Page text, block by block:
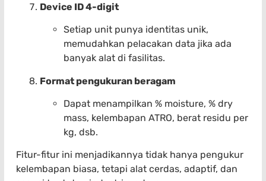
Device ID 4-digit
Setiap unit punya identitas unik,
memudahkan pelacakan data jika ada
banyak alat di fasilitas.
Format pengukuran beragam
Dapat menampilkan % moisture, % dry
mass, kelembapan ATRO, berat residu per
kg, dsb.
Fitur-fitur ini menjadikannya tidak hanya pengukur
kelembapan biasa, tetapi alat cerdas, adaptif, dan